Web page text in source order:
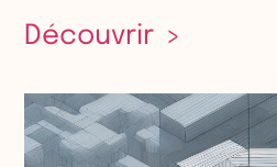
Découvrir >